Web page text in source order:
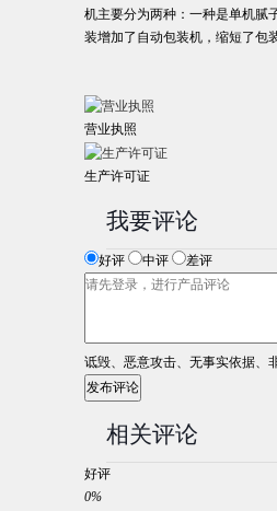
机主要分为两种：一种是单机腻
装增加了自动包装机，缩短了包
营业执照
生产许可证
我要评论
好评 中评 差评
诋毁、恶意攻击、无事实依据、
发布评论
相关评论
好评
0%